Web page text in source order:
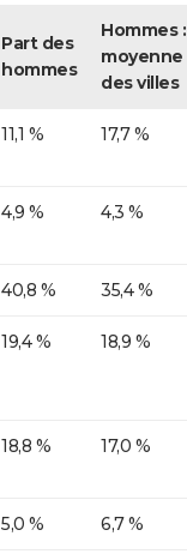
Part des
hommes
Hommes :
moyenne
des villes
11,1 % 17,7 %
4,9 % 4,3 %
40,8 % 35,4 %
19,4 % 18,9 %
18,8 % 17,0 %
5,0 % 6,7 %